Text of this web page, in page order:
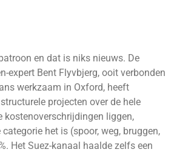
en dat is niks nieuws. De
expert Bent Flyvbjerg, ooit verbonden
werkzaam in Oxford, heeft
projecten over de hele
kostenoverschrijdingen liggen,
het is (spoor, weg, bruggen,
Het Suez-kanaal haalde zelfs een